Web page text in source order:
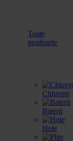
Toate
produsele
Chiuvete
Baterii
Hote